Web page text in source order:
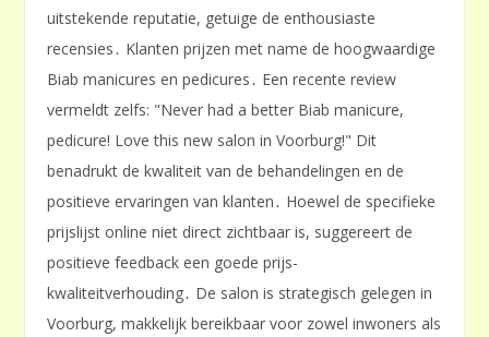
uitstekende reputatie, getuige de enthousiaste
recensies․ Klanten prijzen met name de hoogwaardige
Biab manicures en pedicures․ Een recente review
vermeldt zelfs: "Never had a better Biab manicure,
pedicure! Love this new salon in Voorburg!" Dit
benadrukt de kwaliteit van de behandelingen en de
positieve ervaringen van klanten․ Hoewel de specifieke
prijslijst online niet direct zichtbaar is, suggereert de
positieve feedback een goede prijs-
kwaliteitverhouding․ De salon is strategisch gelegen in
Voorburg, makkelijk bereikbaar voor zowel inwoners als